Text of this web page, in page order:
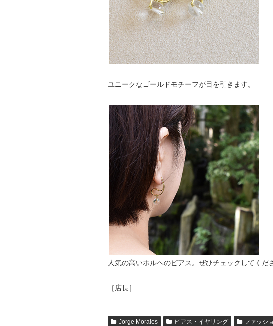
ユニークなゴールドモチーフが目を引きます。
人気の高いホルヘのピアス。ぜひチェックしてくだ
［店長］
Jorge Morales ピアス・イヤリング ファッシ